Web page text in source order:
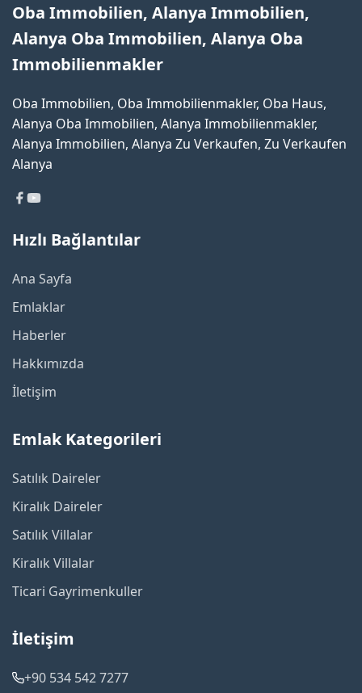
Oba Immobilien, Alanya Immobilien,
Alanya Oba Immobilien, Alanya Oba
Immobilienmakler
Oba Immobilien, Oba Immobilienmakler, Oba Haus,
Alanya Oba Immobilien, Alanya Immobilienmakler,
Alanya Immobilien, Alanya Zu Verkaufen, Zu Verkaufen
Alanya
Hızlı Bağlantılar
Ana Sayfa
Emlaklar
Haberler
Hakkımızda
İletişim
Emlak Kategorileri
Satılık Daireler
Kiralık Daireler
Satılık Villalar
Kiralık Villalar
Ticari Gayrimenkuller
İletişim
+90 534 542 7277